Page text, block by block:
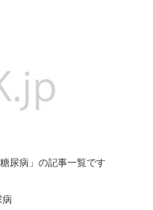
尿病」の記事一覧です
病